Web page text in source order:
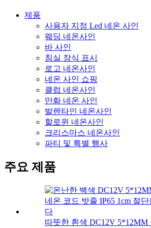
제품
사용자 지정 Led 네온 사인
웨딩 네온사인
바 사인
침실 장식 표시
로고 네온사인
네온 사인 쇼핑
클럽 네온사인
만화 네온 사인
발렌타인 네온사인
할로윈 네온사인
크리스마스 네온사인
파티 및 특별 행사
주요 제품
따뜻한 흰색 DC12V 5*12MM